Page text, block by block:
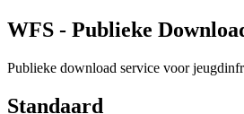
WFS - Publieke
Publieke download service voor
Standaard